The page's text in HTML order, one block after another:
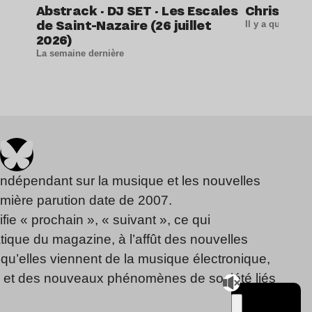
Abstrack · DJ SET · Les Escales
de Saint-Nazaire (26 juillet
2026)
La semaine dernière
Christine
Il y a
sur la musique et les nouvelles
parution date de 2007.
« prochain », « suivant », ce qui
du magazine, à l’affût des nouvelles
viennent de la musique électronique,
des nouveaux phénomènes de société liés